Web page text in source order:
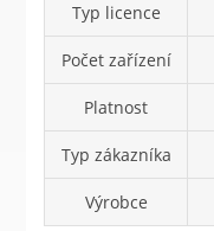
Typ licence
Počet zařízení
Platnost
Typ zákazníka
Výrobce